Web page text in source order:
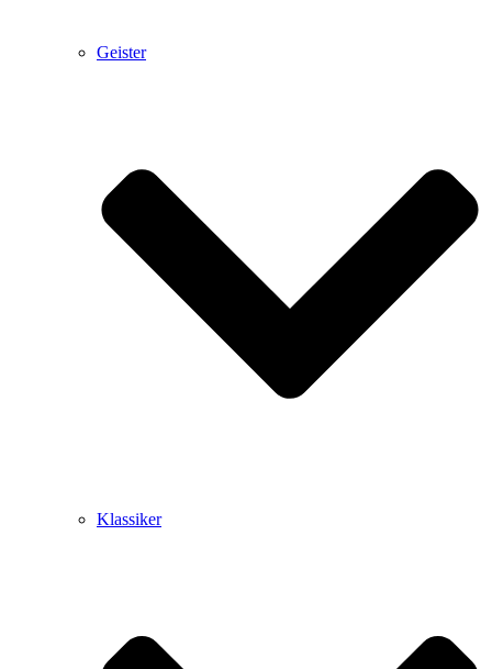
Geister
Klassiker